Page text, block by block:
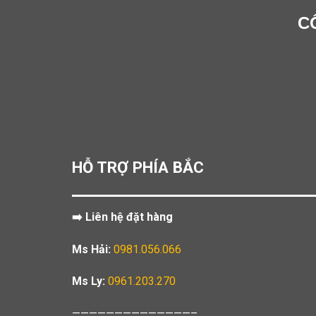
HỖ TRỢ PHÍA BẮC
➡️ Liên hệ đặt hàng
Ms Hải: 0981.056.066
Ms Ly: 0961.203.270